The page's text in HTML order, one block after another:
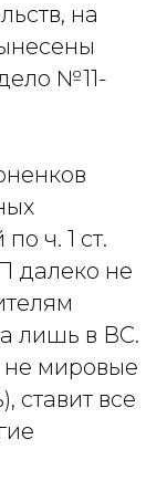
на
№11-
ч. 1 ст.
далеко не
лишь в ВС.
не мировые
ставит все